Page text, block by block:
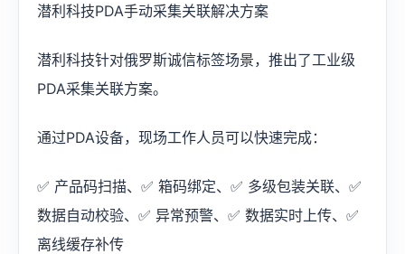
潜利科技PDA手动采集关联解决方案
潜利科技针对俄罗斯诚信标签场景，推出了工业级
PDA采集关联方案。
通过PDA设备，现场工作人员可以快速完成：
✅ 产品码扫描、✅ 箱码绑定、✅ 多级包装关联、✅
数据自动校验、✅ 异常预警、✅ 数据实时上传、✅
离线缓存补传